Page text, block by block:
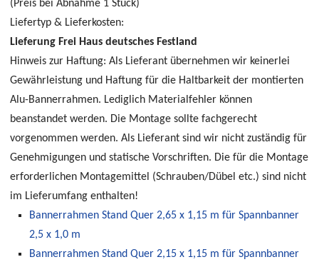
(Preis bei Abnahme 1 Stück)
Liefertyp & Lieferkosten:
Lieferung Frei Haus deutsches Festland
Hinweis zur Haftung: Als Lieferant übernehmen wir keinerlei
Gewährleistung und Haftung für die Haltbarkeit der montierten
Alu-Bannerrahmen. Lediglich Materialfehler können
beanstandet werden. Die Montage sollte fachgerecht
vorgenommen werden. Als Lieferant sind wir nicht zuständig für
Genehmigungen und statische Vorschriften. Die für die Montage
erforderlichen Montagemittel (Schrauben/Dübel etc.) sind nicht
im Lieferumfang enthalten!
Bannerrahmen Stand Quer 2,65 x 1,15 m für Spannbanner
2,5 x 1,0 m
Bannerrahmen Stand Quer 2,15 x 1,15 m für Spannbanner